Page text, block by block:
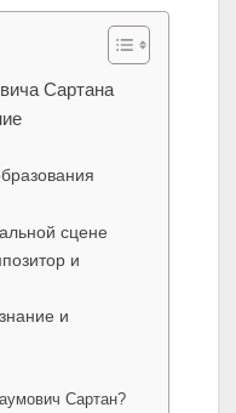
Сартана
сцене
и
и
Сартан?